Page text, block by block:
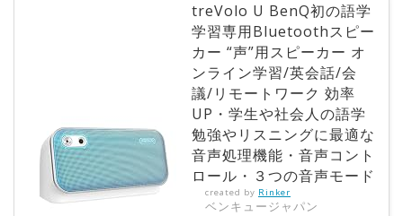
treVolo U BenQ初の語学
学習専用Bluetoothスピー
カー “声”用スピーカー オ
ンライン学習/英会話/会
議/リモートワーク 効率
UP・学生や社会人の語学
勉強やリスニングに最適な
音声処理機能・音声コント
ロール・３つの音声モード
created by Rinker
ベンキュージャパン